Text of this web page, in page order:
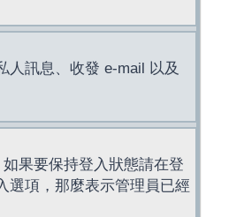
人訊息、收發 e-mail 以及
果要保持登入狀態請在登
選項，那麼表示管理員已經